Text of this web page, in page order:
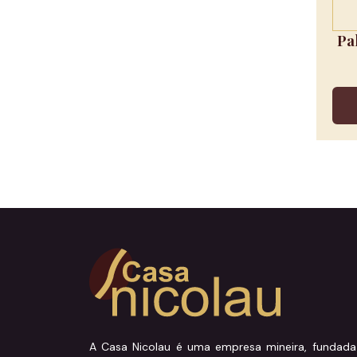
A Casa Nicolau é uma empresa mineira,